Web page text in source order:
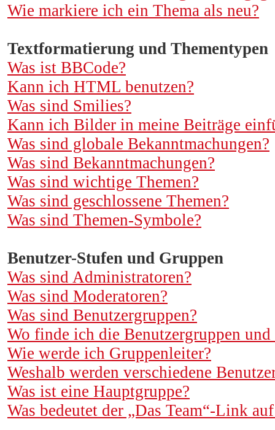
Wie markiere ich ein Thema als neu?
Textformatierung und Thementypen
Was ist BBCode?
Kann ich HTML benutzen?
Was sind Smilies?
Kann ich Bilder in meine Beiträge
Was sind globale Bekanntmachungen?
Was sind Bekanntmachungen?
Was sind wichtige Themen?
Was sind geschlossene Themen?
Was sind Themen-Symbole?
Benutzer-Stufen und Gruppen
Was sind Administratoren?
Was sind Moderatoren?
Was sind Benutzergruppen?
Wo finde ich die Benutzergruppen
Wie werde ich Gruppenleiter?
Weshalb werden verschiedene
Was ist eine Hauptgruppe?
Was bedeutet der „Das Team“-Link